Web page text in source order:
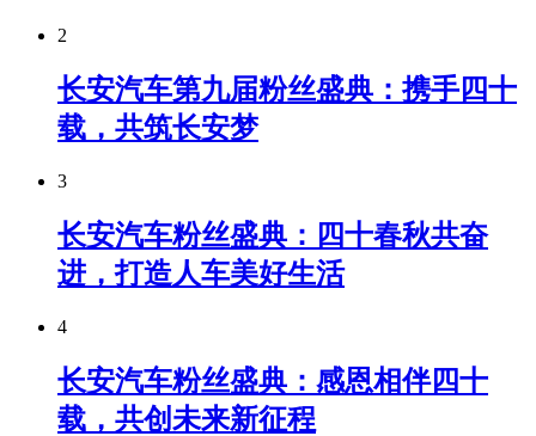
2
长安汽车第九届粉丝盛典：携手四十
载，共筑长安梦
3
长安汽车粉丝盛典：四十春秋共奋
进，打造人车美好生活
4
长安汽车粉丝盛典：感恩相伴四十
载，共创未来新征程